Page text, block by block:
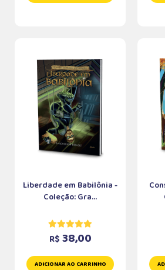
Liberdade em Babilônia -
Coleção: Gra...
R$ 38,00
ADICIONAR AO CARRINHO